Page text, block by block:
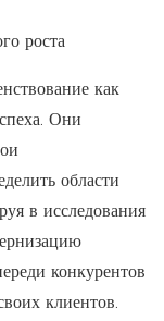
роста
как
Они
области
в исследования
конкурентов
клиентов.